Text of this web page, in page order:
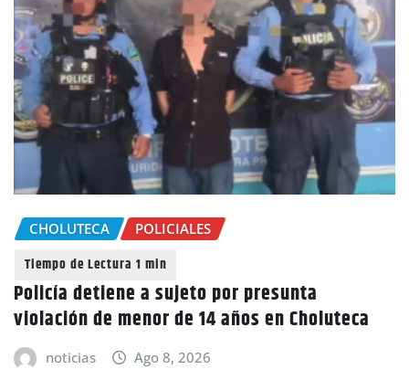
CHOLUTECA POLICIALES
Policía detiene a sujeto por presunta
violación de menor de 14 años en Choluteca
noticias Ago 8, 2026